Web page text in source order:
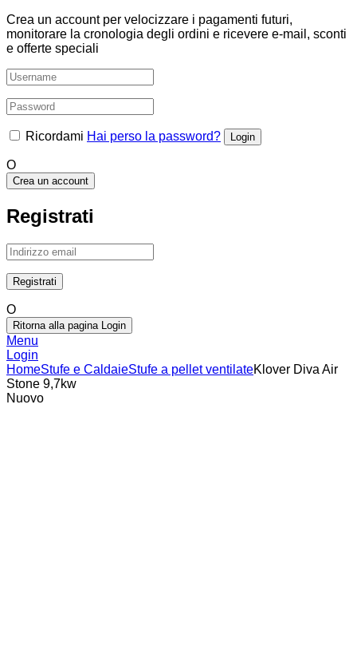
Crea un account per velocizzare i pagamenti futuri,
monitorare la cronologia degli ordini e ricevere e-mail, sconti
e offerte speciali
Ricordami Hai perso la password?
O
Crea un account
Registrati
O
Ritorna alla pagina Login
Menu
Login
HomeStufe e CaldaieStufe a pellet ventilateKlover Diva Air
Stone 9,7kw
Nuovo